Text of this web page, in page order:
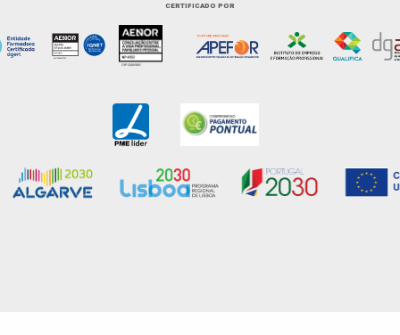
CERTIFICADO POR